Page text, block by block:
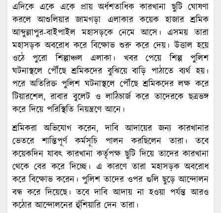
এদিকে একে একে প্রায় অর্ধশতাধিক কারখানা ছুটি ঘোষণা
করলে আশুলিয়ার জামগড়া এলাকার কয়েক হাজার শ্রমিক
আব্দুল্লাপুর-বাইপাইল মহাসড়কে নেমে আসে। এসময় তারা
মহাসড়ক অবরোধ করে বিক্ষোভ শুরু করে দেয়। উত্তাল হয়ে
ওঠে পুরো শিল্পাঞ্চল এলাকা। খবর পেয়ে শিল্প পুলিশ
ঘটনাস্থলে পৌঁছে শ্রমিকদের বুঝিয়ে বাড়ি পাঠাতে ব্যর্থ হয়।
পরে অতিরিক্ত পুলিশ ঘটনাস্থলে পৌঁছে শ্রমিকদের লক্ষ করে
টিয়ারশেল, রাবার বুলেট ও লাঠিচার্জ করে তাদেরকে ছত্রভঙ্গ
করে দিয়ে পরিস্থিতি নিয়ন্ত্রণে আনে।
শ্রমিকরা অভিযোগ করেন, দাবি আদায়ের জন্য কারখানার
ভেতরে শান্তিপূর্ণ কর্মসূচি পালন করছিলেন তারা। তবে
কয়েকদিন যাবৎ কারখানা কর্তৃপক্ষ ছুটি দিয়ে তাদের কারখানা
থেকে বের করে দিচ্ছে। এ কারণে তারা মহাসড়ক অবরোধ
করে বিক্ষোভ করেন। পুলিশ তাদের ওপর গুলি ছুড়ে আন্দোলন
বন্ধ করে দিয়েছে। তবে দাবি আদায় না হওয়া পর্যন্ত আরও
কঠোর আন্দোলনের হুঁশিয়ারি দেন তারা।